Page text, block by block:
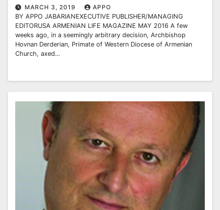
MARCH 3, 2019
APPO
BY APPO JABARIANEXECUTIVE PUBLISHER/MANAGING
EDITORUSA ARMENIAN LIFE MAGAZINE MAY 2016 A few
weeks ago, in a seemingly arbitrary decision, Archbishop
Hovnan Derderian, Primate of Western Diocese of Armenian
Church, axed…